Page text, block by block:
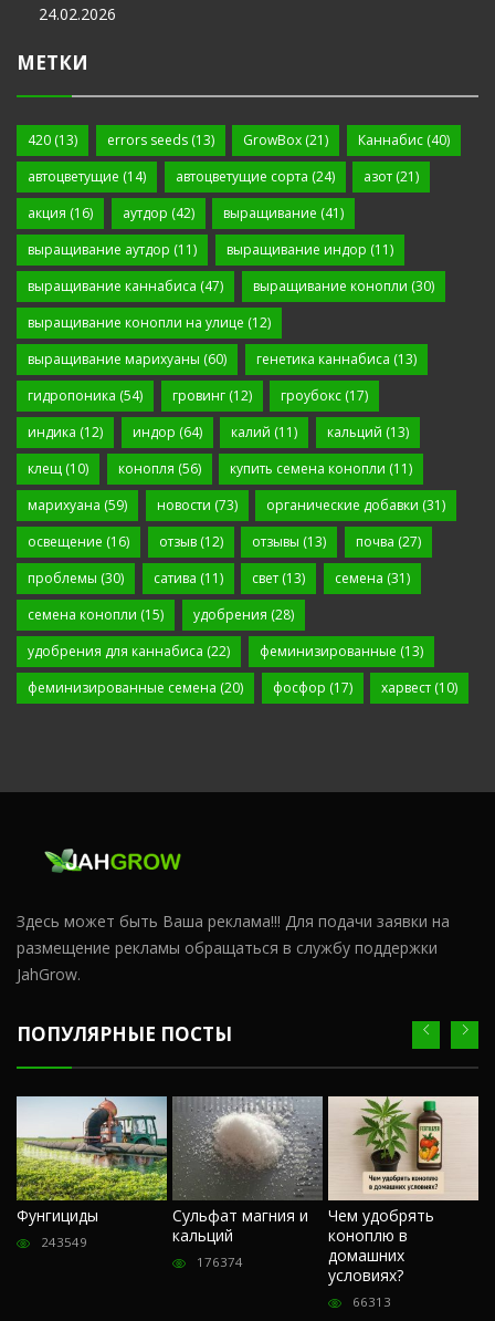
24.02.2026
МЕТКИ
420 (13) errors seeds(13) GrowBox (21) Каннабис(40)
автоцветущие (14) автоцветущие сорта (24) азот (21)
акция (16) аутдор (42) выращивание (41)
выращивание аутдор (11) выращивание индор (11)
выращивание каннабиса (47) выращивание конопли (30)
выращивание конопли на улице (12)
выращивание марихуаны (60) генетика каннабиса (13)
гидропоника (54) гровинг(12) гроубокс (17)
индика (12) индор (64) калий (11) кальций (13)
клещ (10) конопля (56) купить семена конопли (11)
марихуана (59) новости (73) органические добавки (31)
освещение (16) отзыв(12) отзывы (13) почва (27)
проблемы (30) сатива (11) свет (13) семена (31)
семена конопли (15) удобрения (28)
удобрения для каннабиса (22) феминизированные (13)
феминизированные семена (20) фосфор (17) харвест (10)
Здесь может быть Ваша реклама!!! Для подачи заявки на
размещение рекламы обращаться в службу поддержки
JahGrow.
ПОПУЛЯРНЫЕ ПОСТЫ
Фунгициды
243549
Сульфат магния и
кальций
176374
Чем удобрять
коноплю в
домашних
условиях?
66313